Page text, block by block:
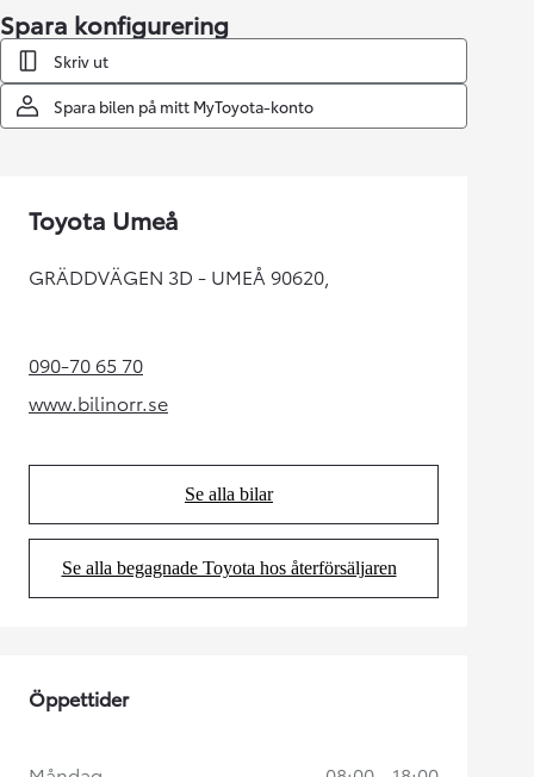
Spara konfigurering
Skriv ut
Spara bilen på mitt MyToyota-konto
Toyota Umeå
GRÄDDVÄGEN 3D - UMEÅ 90620,
090-70 65 70(Opens in new tab)
www.bilinorr.se(Opens in new tab)
Se alla bilar
(Opens in new tab)
Se alla begagnade Toyota hos återförsäljaren
(Opens in new tab)
Öppettider